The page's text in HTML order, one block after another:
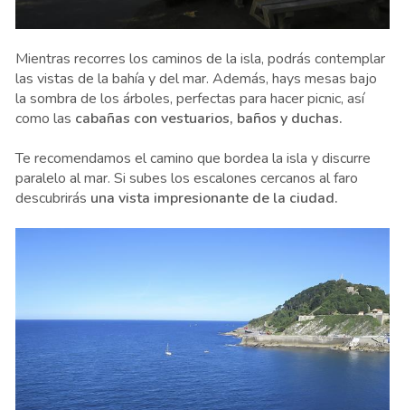
Mientras recorres los caminos de la isla, podrás contemplar
las vistas de la bahía y del mar. Además, hays mesas bajo
la sombra de los árboles, perfectas para hacer picnic, así
como las cabañas con vestuarios, baños y duchas.
Te recomendamos el camino que bordea la isla y discurre
paralelo al mar. Si subes los escalones cercanos al faro
descubrirás una vista impresionante de la ciudad.